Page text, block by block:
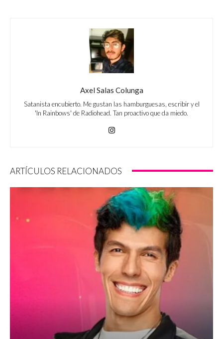
Axel Salas Colunga
Satanista encubierto. Me gustan las hamburguesas, escribir y el
'In Rainbows' de Radiohead. Tan proactivo que da miedo.
ARTÍCULOS RELACIONADOS